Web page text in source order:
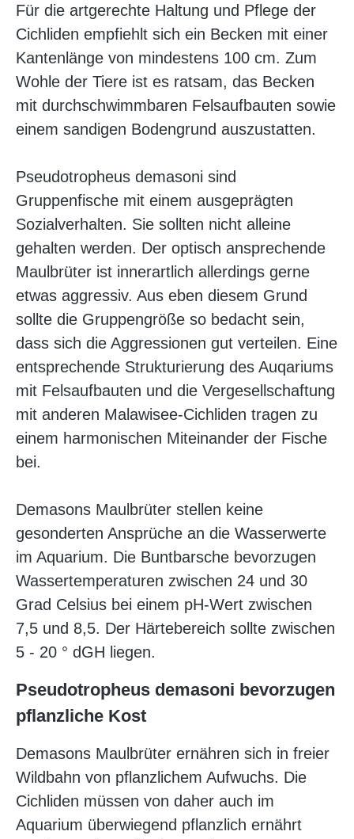
Für die artgerechte Haltung und Pflege der
Cichliden empfiehlt sich ein Becken mit einer
Kantenlänge von mindestens 100 cm. Zum
Wohle der Tiere ist es ratsam, das Becken
mit durchschwimmbaren Felsaufbauten sowie
einem sandigen Bodengrund auszustatten.
Pseudotropheus demasoni sind
Gruppenfische mit einem ausgeprägten
Sozialverhalten. Sie sollten nicht alleine
gehalten werden. Der optisch ansprechende
Maulbrüter ist innerartlich allerdings gerne
etwas aggressiv. Aus eben diesem Grund
sollte die Gruppengröße so bedacht sein,
dass sich die Aggressionen gut verteilen. Eine
entsprechende Strukturierung des Auqariums
mit Felsaufbauten und die Vergesellschaftung
mit anderen Malawisee-Cichliden tragen zu
einem harmonischen Miteinander der Fische
bei.
Demasons Maulbrüter stellen keine
gesonderten Ansprüche an die Wasserwerte
im Aquarium. Die Buntbarsche bevorzugen
Wassertemperaturen zwischen 24 und 30
Grad Celsius bei einem pH-Wert zwischen
7,5 und 8,5. Der Härtebereich sollte zwischen
5 - 20 ° dGH liegen.
Pseudotropheus demasoni bevorzugen
pflanzliche Kost
Demasons Maulbrüter ernähren sich in freier
Wildbahn von pflanzlichem Aufwuchs. Die
Cichliden müssen von daher auch im
Aquarium überwiegend pflanzlich ernährt